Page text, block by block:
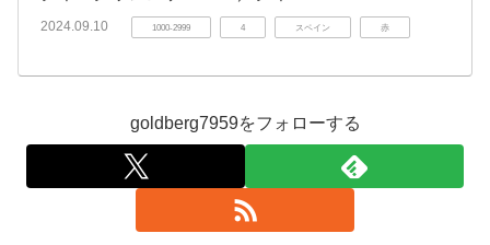
2024.09.10 1000-2999 4 スペイン 赤
goldberg7959をフォローする